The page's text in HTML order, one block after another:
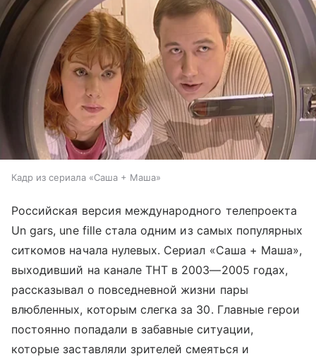
Кадр из сериала «Саша + Маша»
Российская версия международного телепроекта
Un gars, une fille стала одним из самых популярных
ситкомов начала нулевых. Сериал «Саша + Маша»,
выходивший на канале ТНТ в 2003—2005 годах,
рассказывал о повседневной жизни пары
влюбленных, которым слегка за 30. Главные герои
постоянно попадали в забавные ситуации,
которые заставляли зрителей смеяться и